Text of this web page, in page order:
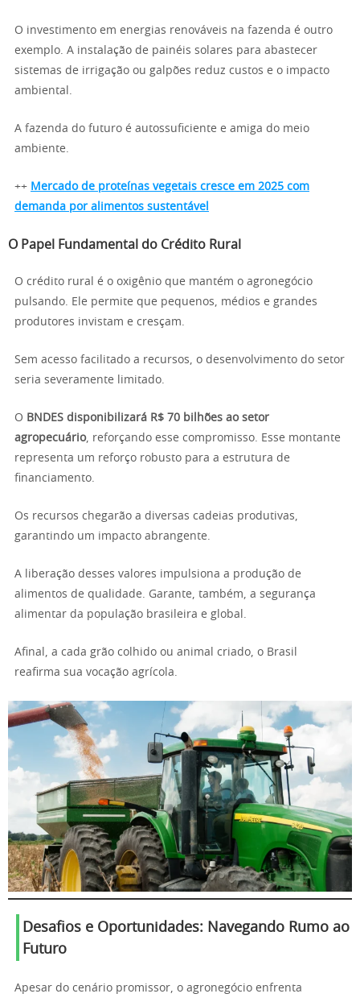
O investimento em energias renováveis na fazenda é outro
exemplo. A instalação de painéis solares para abastecer
sistemas de irrigação ou galpões reduz custos e o impacto
ambiental.
A fazenda do futuro é autossuficiente e amiga do meio
ambiente.
++ Mercado de proteínas vegetais cresce em 2025 com
demanda por alimentos sustentável
O Papel Fundamental do Crédito Rural
O crédito rural é o oxigênio que mantém o agronegócio
pulsando. Ele permite que pequenos, médios e grandes
produtores invistam e cresçam.
Sem acesso facilitado a recursos, o desenvolvimento do setor
seria severamente limitado.
O BNDES disponibilizará R$ 70 bilhões ao setor
agropecuário, reforçando esse compromisso. Esse montante
representa um reforço robusto para a estrutura de
financiamento.
Os recursos chegarão a diversas cadeias produtivas,
garantindo um impacto abrangente.
A liberação desses valores impulsiona a produção de
alimentos de qualidade. Garante, também, a segurança
alimentar da população brasileira e global.
Afinal, a cada grão colhido ou animal criado, o Brasil
reafirma sua vocação agrícola.
Desafios e Oportunidades: Navegando Rumo ao
Futuro
Apesar do cenário promissor, o agronegócio enfrenta